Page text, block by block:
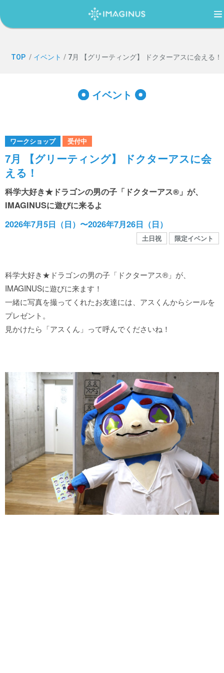
TOP
IMAGINUS（イマジナス）について
過ごし方ガイド
イベント
館内MAP
団体や企業利用に関するご案内
お知らせ
お問い合わせ
個人情報保護方針
サイトポリシー
ソーシャルメディアポリシー
TOP / イベント / 7月 【グリーティング】 ドクターアスに会える！
イベント
ワークショップ 受付中
7月 【グリーティング】 ドクターアスに会
える！
科学大好き★ドラゴンの男の子「ドクターアス®」が、
IMAGINUSに遊びに来るよ
2026年7月5日（日）〜2026年7月26日（日）
土日祝 限定イベント
科学大好き★ドラゴンの男の子「ドクターアス®」が、
IMAGINUSに遊びに来ます！
一緒に写真を撮ってくれたお友達には、アスくんからシールを
プレゼント。
見かけたら「アスくん」って呼んでくださいね！